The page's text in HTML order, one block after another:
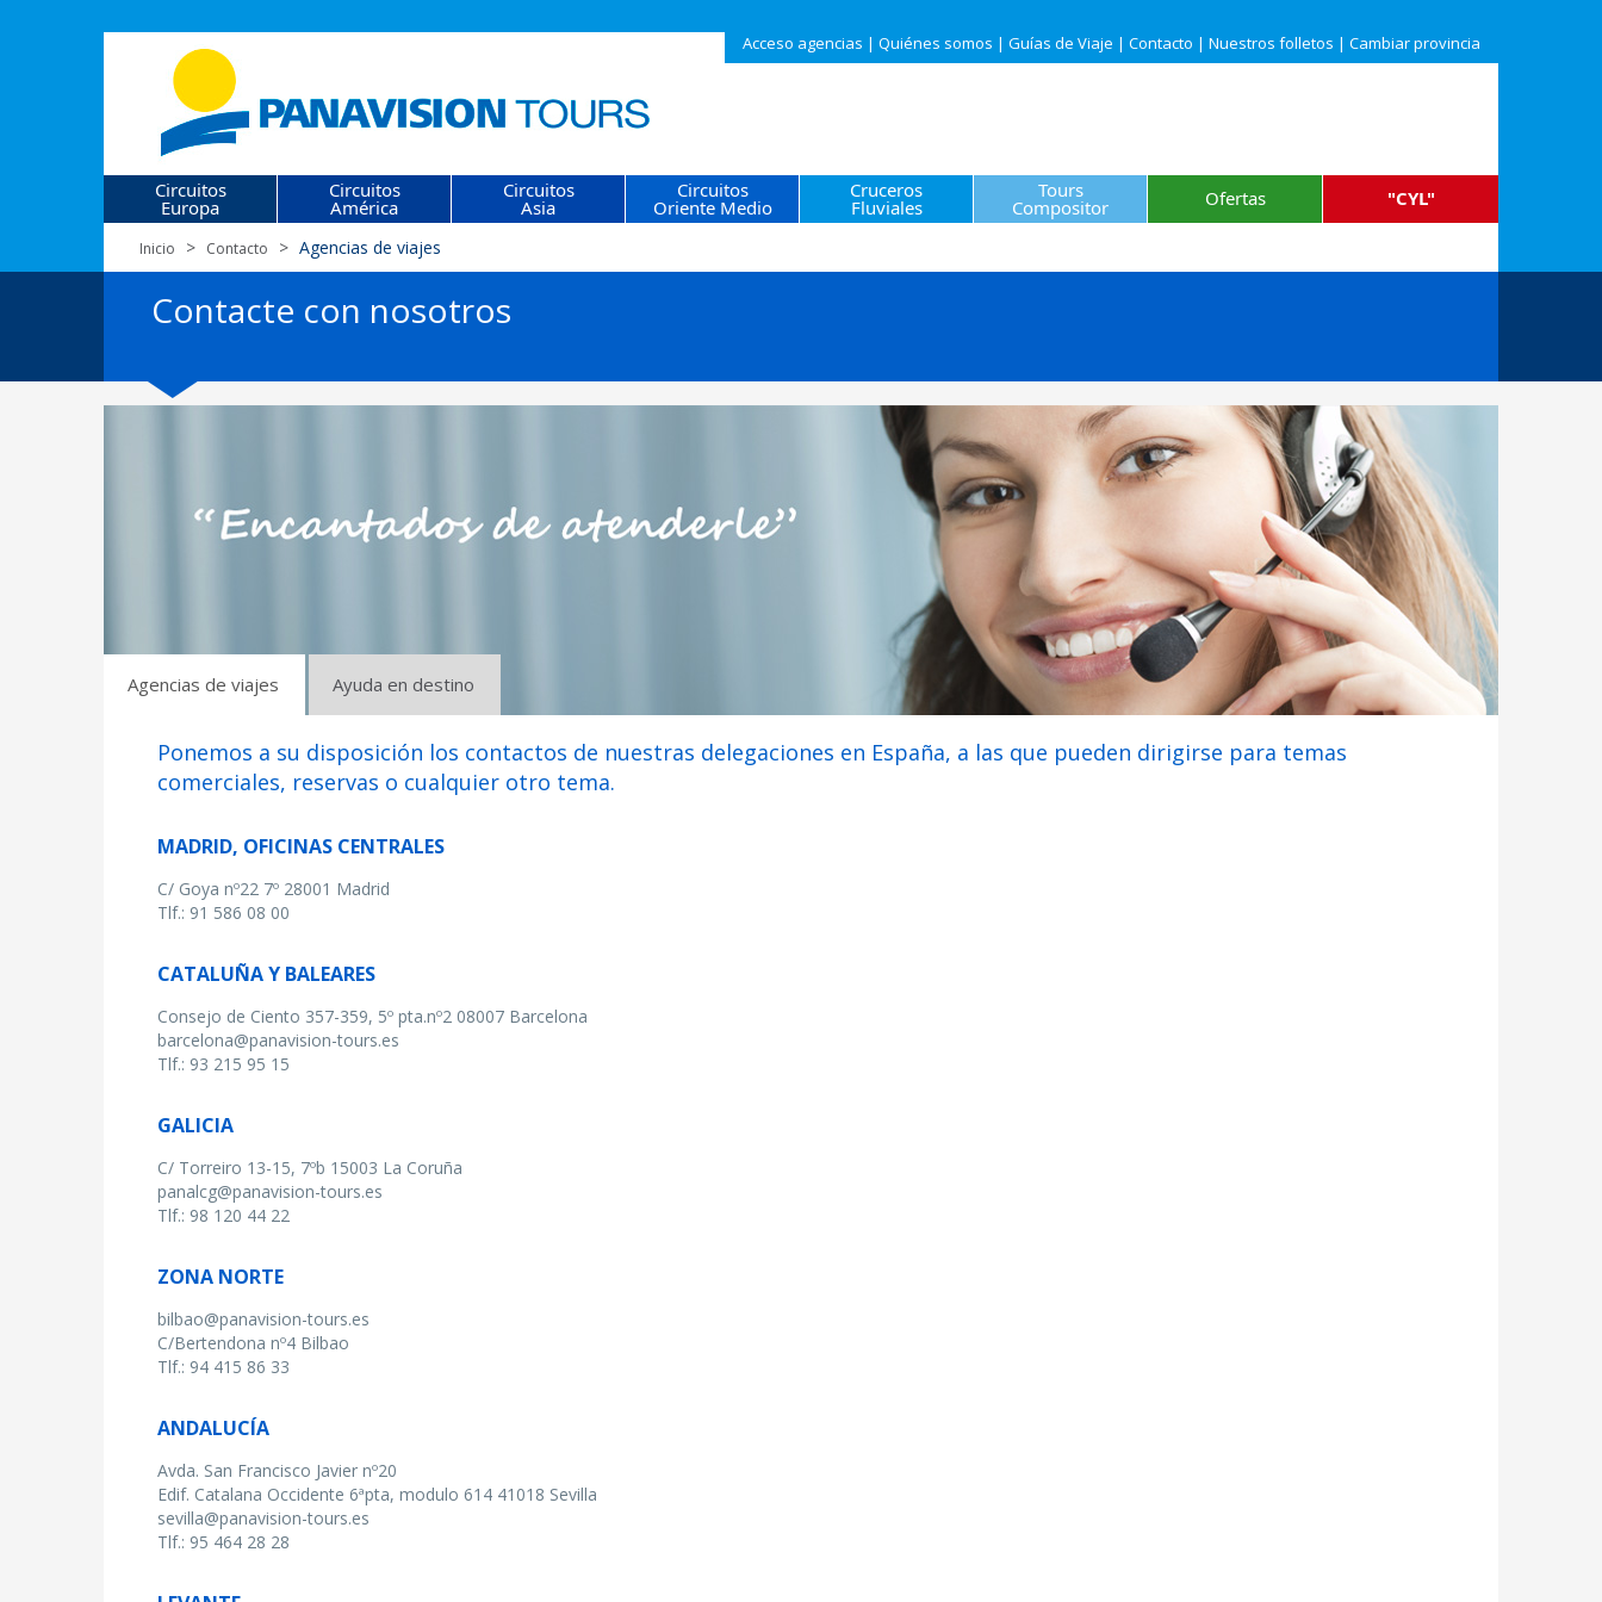
Acceso agencias | Quiénes somos | Guías de Viaje | Contacto | Nuestros folletos | Cambiar provincia
Circuitos
Europa
Circuitos
América
Circuitos
Asia
Circuitos
Oriente Medio
Cruceros
Fluviales
Tours
Compositor Ofertas "CYL"
Inicio Contacto Agencias de viajes
Contacte con nosotros
Agencias de viajes Ayuda en destino
Ponemos a su disposición los contactos de nuestras delegaciones en España, a las que pueden dirigirse para temas
comerciales, reservas o cualquier otro tema.
MADRID, OFICINAS CENTRALES
C/ Goya nº22 7º 28001 Madrid
Tlf.: 91 586 08 00
CATALUÑA Y BALEARES
Consejo de Ciento 357-359, 5º pta.nº2 08007 Barcelona
barcelona@panavision-tours.es
Tlf.: 93 215 95 15
GALICIA
C/ Torreiro 13-15, 7ºb 15003 La Coruña
panalcg@panavision-tours.es
Tlf.: 98 120 44 22
ZONA NORTE
bilbao@panavision-tours.es
C/Bertendona nº4 Bilbao
Tlf.: 94 415 86 33
ANDALUCÍA
Avda. San Francisco Javier nº20
Edif. Catalana Occidente 6ªpta, modulo 614 41018 Sevilla
sevilla@panavision-tours.es
Tlf.: 95 464 28 28